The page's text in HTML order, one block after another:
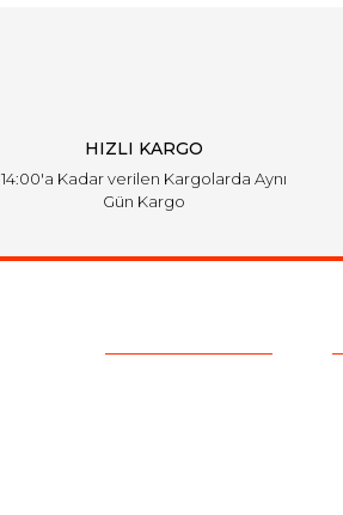
HIZLI KARGO
14:00'a Kadar verilen Kargolarda Aynı
Gün Kargo